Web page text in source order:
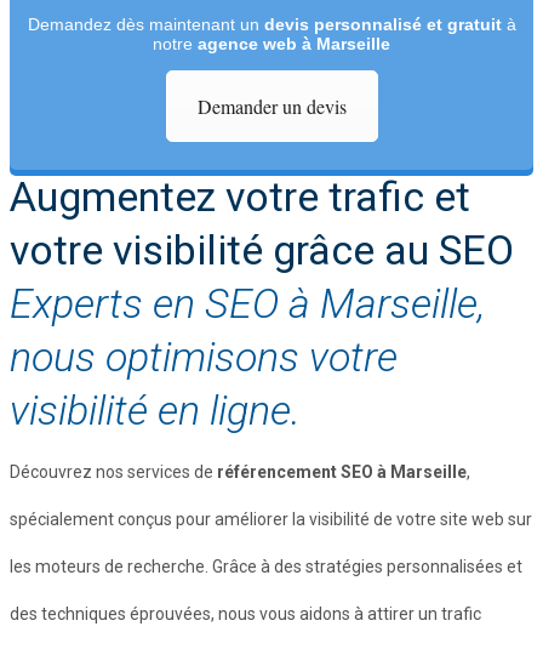
Demandez dès maintenant un devis personnalisé et gratuità
notre agence web à Marseille
Demander un devis
Augmentez votre trafic et
votre visibilité grâce au SEO
Experts en SEO à Marseille,
nous optimisons votre
visibilité en ligne.
Découvrez nos services de référencement SEO à Marseille,
spécialement conçus pour améliorer la visibilité de votre site web sur
les moteurs de recherche. Grâce à des stratégies personnalisées et
des techniques éprouvées, nous vous aidons à attirer un trafic